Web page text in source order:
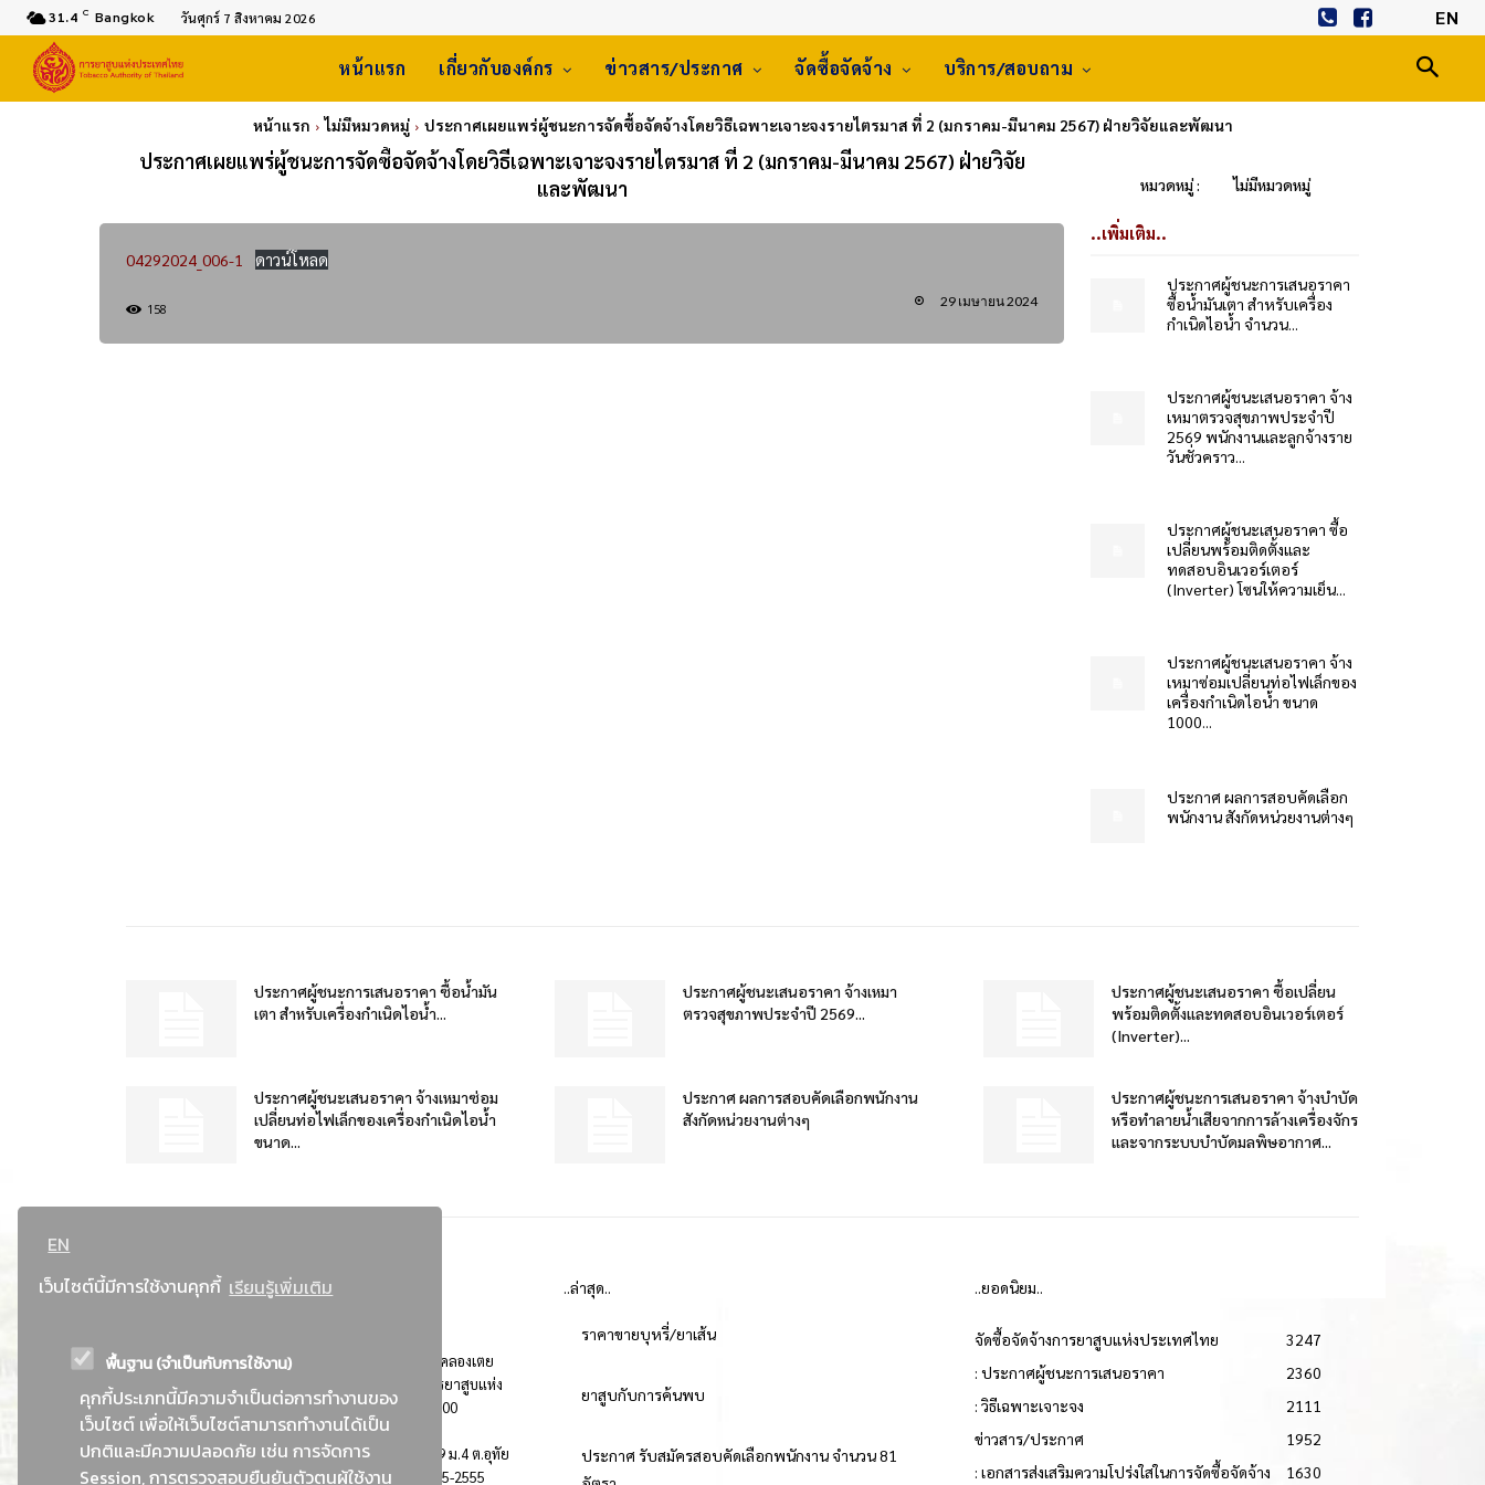
EN
เว็บไซต์นี้มีการใช้งานคุกกี้ เรียนรู้เพิ่มเติม
พื้นฐาน (จำเป็นกับการใช้งาน)
คุกกี้ประเภทนี้มีความจำเป็นต่อการทำงานของ
เว็บไซต์ เพื่อให้เว็บไซต์สามารถทำงานได้เป็น
ปกติและมีความปลอดภัย เช่น การจัดการ
Session, การตรวจสอบยืนยันตัวตนผู้ใช้งาน
31.4 C Bangkok วันศุกร์ 7 สิงหาคม 2026 EN
หน้าแรก เกี่ยวกับองค์กร ข่าวสาร/ประกาศ จัดซื้อจัดจ้าง บริการ/สอบถาม
หน้าแรก ไม่มีหมวดหมู่ ประกาศเผยแพร่ผู้ชนะการจัดซื้อจัดจ้างโดยวิธีเฉพาะเจาะจงรายไตรมาส ที่ 2 (มกราคม-มีนาคม 2567) ฝ่ายวิจัยและพัฒนา
ประกาศเผยแพร่ผู้ชนะการจัดซื้อจัดจ้างโดยวิธีเฉพาะเจาะจงรายไตรมาส ที่ 2 (มกราคม-มีนาคม 2567) ฝ่ายวิจัย
และพัฒนา
หมวดหมู่ : ไม่มีหมวดหมู่
04292024_006-1 ดาวน์โหลด
158 29 เมษายน 2024
..เพิ่มเติม..
ประกาศผู้ชนะการเสนอราคา
ซื้อน้ำมันเตา สำหรับเครื่อง
กำเนิดไอน้ำ จำนวน...
ประกาศผู้ชนะเสนอราคา จ้าง
เหมาตรวจสุขภาพประจำปี
2569 พนักงานและลูกจ้างราย
วันชั่วคราว...
ประกาศผู้ชนะเสนอราคา ซื้อ
เปลี่ยนพร้อมติดตั้งและ
ทดสอบอินเวอร์เตอร์
(Inverter) โซนให้ความเย็น...
ประกาศผู้ชนะเสนอราคา จ้าง
เหมาซ่อมเปลี่ยนท่อไฟเล็กของ
เครื่องกำเนิดไอน้ำ ขนาด
1000...
ประกาศ ผลการสอบคัดเลือก
พนักงาน สังกัดหน่วยงานต่างๆ
ประกาศผู้ชนะการเสนอราคา ซื้อน้ำมัน
เตา สำหรับเครื่องกำเนิดไอน้ำ...
ประกาศผู้ชนะเสนอราคา จ้างเหมา
ตรวจสุขภาพประจำปี 2569...
ประกาศผู้ชนะเสนอราคา ซื้อเปลี่ยน
พร้อมติดตั้งและทดสอบอินเวอร์เตอร์
(Inverter)...
ประกาศผู้ชนะเสนอราคา จ้างเหมาซ่อม
เปลี่ยนท่อไฟเล็กของเครื่องกำเนิดไอน้ำ
ขนาด...
ประกาศ ผลการสอบคัดเลือกพนักงาน
สังกัดหน่วยงานต่างๆ
ประกาศผู้ชนะการเสนอราคา จ้างบำบัด
หรือทำลายน้ำเสียจากการล้างเครื่องจักร
และจากระบบบำบัดมลพิษอากาศ...
ที่อยู่ : 184 ถนนพระรามที่ 4 แขวงคลองเตย เขตคลองเตย
กรุงเทพมหานคร 10110 ติดต่อประชาสัมพันธ์ การยาสูบแห่ง
ประเทศไทย Call center โทร. 0-2229-1000
การยาสูบแห่งประเทศไทย พระนครศรีอยุธยา : 999 ม.4 ต.อุทัย
อ.อุทัย จ.พระนครศรีอยุธยา 13210 โทร. 0-3535-2555
..ล่าสุด..
ราคาขายบุหรี่/ยาเส้น
ยาสูบกับการค้นพบ
ประกาศ รับสมัครสอบคัดเลือกพนักงาน จำนวน 81
..ยอดนิยม..
จัดซื้อจัดจ้างการยาสูบแห่งประเทศไทย
3247
: ประกาศผู้ชนะการเสนอราคา
2360
: วิธีเฉพาะเจาะจง
2111
ข่าวสาร/ประกาศ
1952
: เอกสารส่งเสริมความโปร่งใสในการจัดซื้อจัดจ้าง
1630